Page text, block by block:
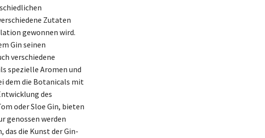
Zutaten
gewonnen wird.
Gin seinen
verschiedene
spezielle Aromen und
dem die Botanicals mit
des
oder Sloe Gin, bieten
genossen werden
die Kunst der Gin-